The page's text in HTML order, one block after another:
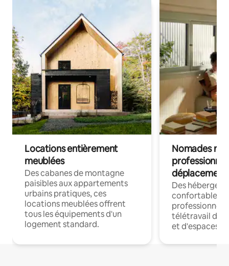
Locations entièrement
meublées
Des cabanes de montagne
paisibles aux appartements
urbains pratiques, ces
locations meublées offrent
tous les équipements d'un
logement standard.
Nomades
déplacement
Des
confortables
professionnels
télétravail
et d'espaces